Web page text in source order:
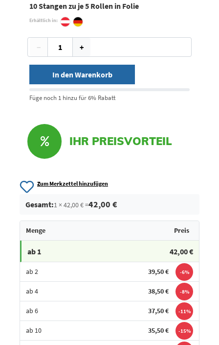
10 Stangen zu je 5 Rollen in Folie
Erhältlich in:
− +
In den Warenkorb
Füge noch 1 hinzu für 6% Rabatt
IHR PREISVORTEIL
Zum Merkzettel hinzufügen
Gesamt:1 × 42,00 € =42,00 €
Menge Preis
ab 1 42,00 €
ab 2 39,50 € -6%
ab 4 38,50 € -8%
ab 6 37,50 € -11%
ab 10 35,50 € -15%